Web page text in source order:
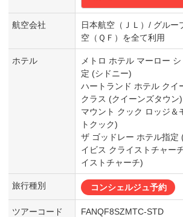
航空会社
日本航空（ＪＬ）/ グルー
空（ＱＦ）を全て利用
ホテル
メトロ ホテル マーロー
定 (シドニー)
ハートランド ホテル クイ
クラス (クイーンズタウン)
マウント クック ロッジ＆
トクック)
ザ ゴッドレー ホテル指定
イビス クライストチャー
イストチャーチ)
旅行種別 コンシェルジュ予約
ツアーコード FANQF8SZMTC-STD